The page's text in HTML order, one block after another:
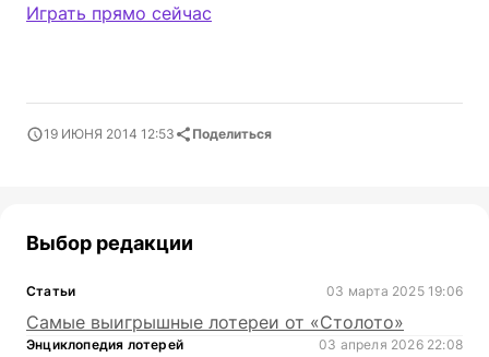
Играть прямо сейчас
19 ИЮНЯ 2014 12:53 Поделиться
Выбор редакции
Статьи 03 марта 2025 19:06
Самые выигрышные лотереи от «Столото»
Энциклопедия лотерей 03 апреля 2026 22:08